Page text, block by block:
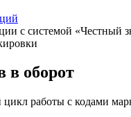
с системой «Честный
в оборот
работы с кодами